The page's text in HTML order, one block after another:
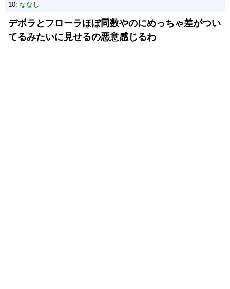
10: ななし
デボラとフローラほぼ同数やのにめっちゃ差がつい
てるみたいに見せるの悪意感じるわ